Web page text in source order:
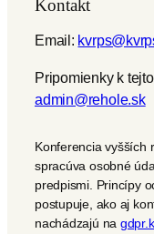
Kontakt
Email:
Pripomienky k
admin@rehole.sk
Konferencia vyšších
spracúva osobné
predpismi. Princípy
postupuje, ako aj
nachádzajú na